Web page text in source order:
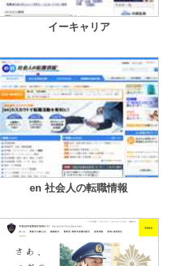
イーキャリア
en 社会人の転職情報